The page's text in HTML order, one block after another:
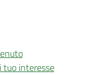
tuo interesse